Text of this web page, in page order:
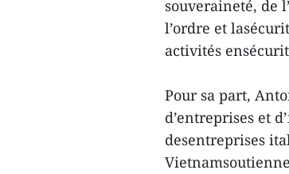
souveraineté, de
l’ordre et
activités
Pour sa part,
d’entreprises et
desentreprises